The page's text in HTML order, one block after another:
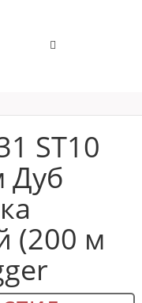
ST10
Дуб
(200 м